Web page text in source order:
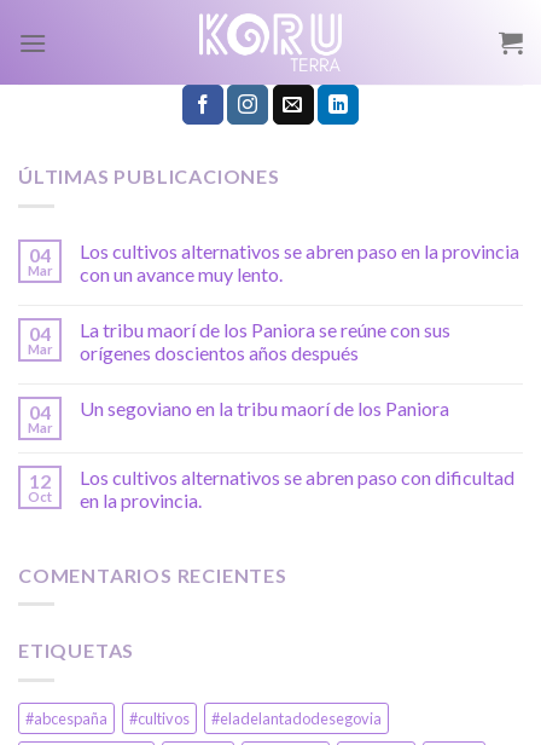
ÚLTIMAS PUBLICACIONES
04
Mar
Los cultivos alternativos se abren paso en la provincia
con un avance muy lento.
04
Mar
La tribu maorí de los Paniora se reúne con sus
orígenes doscientos años después
04
Mar
Un segoviano en la tribu maorí de los Paniora
12
Oct
Los cultivos alternativos se abren paso con dificultad
en la provincia.
COMENTARIOS RECIENTES
ETIQUETAS
#abcespaña #cultivos
#eladelantadodesegovia